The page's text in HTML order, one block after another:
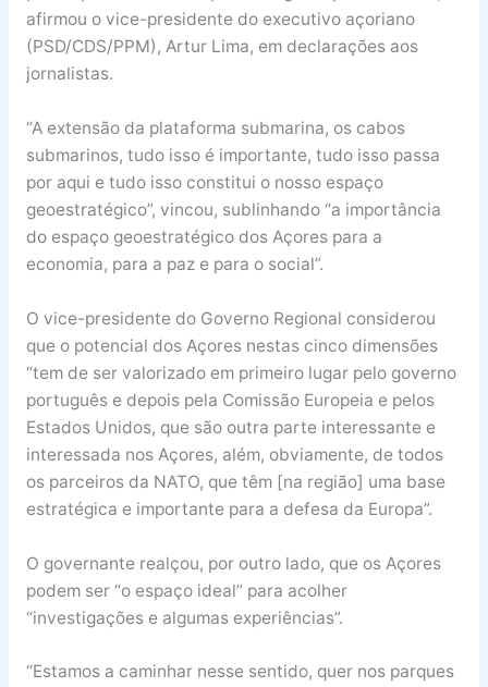
afirmou o vice-presidente do executivo açoriano
(PSD/CDS/PPM), Artur Lima, em declarações aos
jornalistas.
“A extensão da plataforma submarina, os cabos
submarinos, tudo isso é importante, tudo isso passa
por aqui e tudo isso constitui o nosso espaço
geoestratégico”, vincou, sublinhando “a importância
do espaço geoestratégico dos Açores para a
economia, para a paz e para o social”.
O vice-presidente do Governo Regional considerou
que o potencial dos Açores nestas cinco dimensões
“tem de ser valorizado em primeiro lugar pelo governo
português e depois pela Comissão Europeia e pelos
Estados Unidos, que são outra parte interessante e
interessada nos Açores, além, obviamente, de todos
os parceiros da NATO, que têm [na região] uma base
estratégica e importante para a defesa da Europa”.
O governante realçou, por outro lado, que os Açores
podem ser “o espaço ideal” para acolher
“investigações e algumas experiências”.
“Estamos a caminhar nesse sentido, quer nos parques